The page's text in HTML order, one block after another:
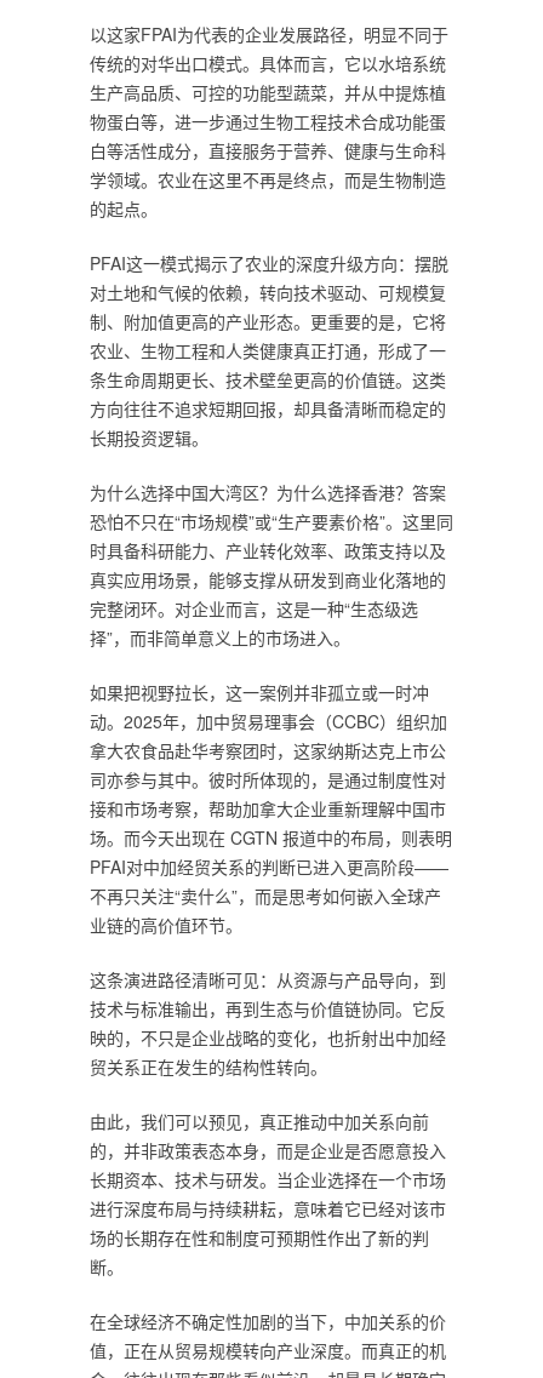
以这家FPAI为代表的企业发展路径，明显不同于
传统的对华出口模式。具体而言，它以水培系统
生产高品质、可控的功能型蔬菜，并从中提炼植
物蛋白等，进一步通过生物工程技术合成功能蛋
白等活性成分，直接服务于营养、健康与生命科
学领域。农业在这里不再是终点，而是生物制造
的起点。
PFAI这一模式揭示了农业的深度升级方向：摆脱
对土地和气候的依赖，转向技术驱动、可规模复
制、附加值更高的产业形态。更重要的是，它将
农业、生物工程和人类健康真正打通，形成了一
条生命周期更长、技术壁垒更高的价值链。这类
方向往往不追求短期回报，却具备清晰而稳定的
长期投资逻辑。
为什么选择中国大湾区？为什么选择香港？答案
恐怕不只在“市场规模”或“生产要素价格”。这里同
时具备科研能力、产业转化效率、政策支持以及
真实应用场景，能够支撑从研发到商业化落地的
完整闭环。对企业而言，这是一种“生态级选
择”，而非简单意义上的市场进入。
如果把视野拉长，这一案例并非孤立或一时冲
动。2025年，加中贸易理事会（CCBC）组织加
拿大农食品赴华考察团时，这家纳斯达克上市公
司亦参与其中。彼时所体现的，是通过制度性对
接和市场考察，帮助加拿大企业重新理解中国市
场。而今天出现在 CGTN 报道中的布局，则表明
PFAI对中加经贸关系的判断已进入更高阶段——
不再只关注“卖什么”，而是思考如何嵌入全球产
业链的高价值环节。
这条演进路径清晰可见：从资源与产品导向，到
技术与标准输出，再到生态与价值链协同。它反
映的，不只是企业战略的变化，也折射出中加经
贸关系正在发生的结构性转向。
由此，我们可以预见，真正推动中加关系向前
的，并非政策表态本身，而是企业是否愿意投入
长期资本、技术与研发。当企业选择在一个市场
进行深度布局与持续耕耘，意味着它已经对该市
场的长期存在性和制度可预期性作出了新的判
断。
在全球经济不确定性加剧的当下，中加关系的价
值，正在从贸易规模转向产业深度。而真正的机